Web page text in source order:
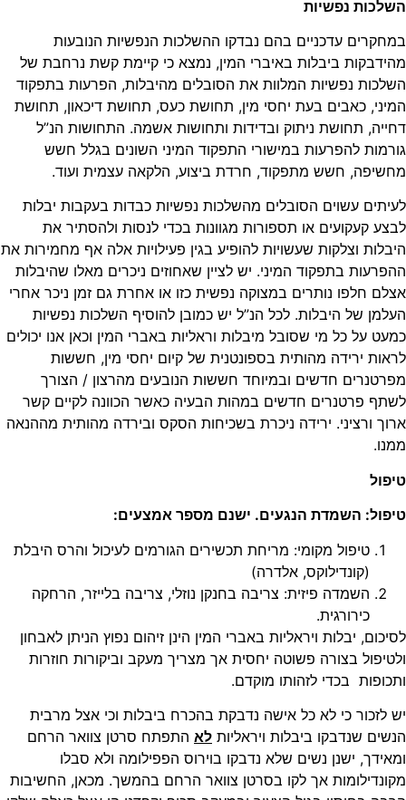
נפשיות
עדכניים בהם נבדקו ההשלכות הנפשיות הנובעות
ביבלות באיברי המין, נמצא כי קיימת קשת נרחבת של
נפשיות המלוות את הסובלים מהיבלות, הפרעות בתפקוד
כאבים בעת יחסי מין, תחושת כעס, תחושת דיכאון, תחושת
תחושת ניתוק ובדידות ותחושות אשמה. התחושות הנ”ל
להפרעות במישורי התפקוד המיני השונים בגלל חשש
חשש מתפקוד, חרדת ביצוע, הלקאה עצמית ועוד.
עשוים הסובלים מהשלכות נפשיות כבדות בעקבות יבלות
קעקועים או תספורות מגוונות בכדי לנסות ולהסתיר את
וצלקות שעשויות להופיע בגין פעילויות אלה אף מחמירות את
בתפקוד המיני. יש לציין שאחוזים ניכרים מאלו שהיבלות
חלפו נותרים במצוקה נפשית כזו או אחרת גם זמן ניכר אחרי
של היבלות. לכל הנ”ל יש כמובן להוסיף השלכות נפשיות
על כל מי שסובל מיבלות וראליות באברי המין וכאן אנו יכולים
ירידה מהותית בספונטנית של קיום יחסי מין, חששות
חדשים ובמיוחד חששות הנובעים מהרצון / הצורך
פרטנרים חדשים במהות הבעיה כאשר הכוונה לקיים קשר
ורציני. ירידה ניכרת בשכיחות הסקס ובירדה מהותית מההנאה
השמדת הנגעים. ישנם מספר אמצעים:
טיפול מקומי: מריחת תכשירים הגורמים לעיכול והרס היבלת
(קונדילוקס, אלדרה)
השמדה פיזית: צריבה בחנקן נוזלי, צריבה בלייזר, הרחקה
כירורגית.
יבלות ויראליות באברי המין הינן זיהום נפוץ הניתן לאבחון
בצורה פשוטה יחסית אך מצריך מעקב וביקורות חוזרות
בכדי לזהותו מוקדם.
כי לא כל אישה נדבקת בהכרח ביבלות וכי אצל מרבית
שנדבקו ביבלות ויראליותלא התפתח סרטן צוואר הרחם
ישנן נשים שלא נדבקו בוירוס הפפילומה ולא סבלו
אך לקו בסרטן צוואר הרחם בהמשך. מכאן, החשיבות